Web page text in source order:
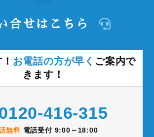
合せはこちら
お電話の方が早く ご案内で
きます！
416-315
無料 電話受付 9:00～18:00